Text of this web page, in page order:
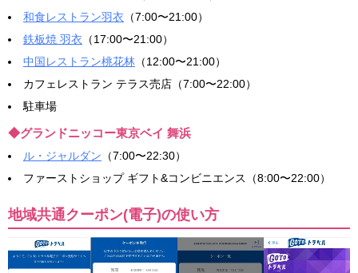
和食レストラン羽衣 （7:00〜21:00）
鉄板焼 羽衣 （17:00〜21:00）
中国レストラン桃花林 （12:00〜21:00）
カフェレストラン テラス売店（7:00〜22:00）
駐車場
◆グランドニッコー東京ベイ 舞浜
ル・ジャルダン （7:00〜22:30）
ファーストショップ ギフト&コンビニエンス（8:00〜22:00）
地域共通クーポン(電子)の使い方